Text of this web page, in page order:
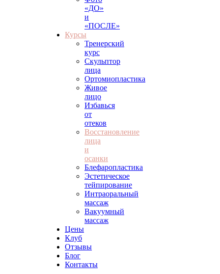
«ДО»
и
«ПОСЛЕ»
Курсы
Тренерский
курс
Скульптор
лица
Ортомиопластика
Живое
лицо
Избавься
от
отеков
Восстановление
лица
и
осанки
Блефаропластика
Эстетическое
тейпирование
Интраоральный
массаж
Вакуумный
массаж
Цены
Клуб
Отзывы
Блог
Контакты